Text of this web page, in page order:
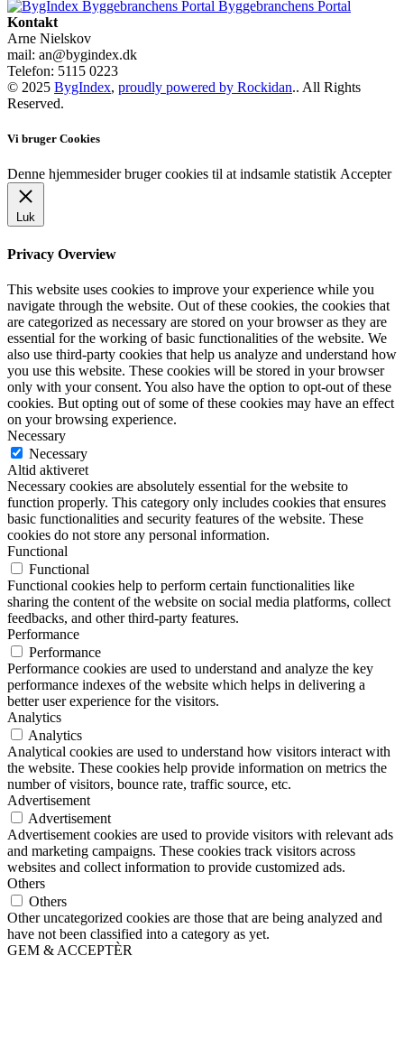
Byggebranchens Portal
Kontakt
Arne Nielskov
mail: an@bygindex.dk
Telefon: 5115 0223
© 2025 BygIndex, proudly powered by Rockidan.. All Rights
Reserved.
Vi bruger Cookies
Denne hjemmesider bruger cookies til at indsamle statistik Accepter
Luk
Privacy Overview
This website uses cookies to improve your experience while you
navigate through the website. Out of these cookies, the cookies that
are categorized as necessary are stored on your browser as they are
essential for the working of basic functionalities of the website. We
also use third-party cookies that help us analyze and understand how
you use this website. These cookies will be stored in your browser
only with your consent. You also have the option to opt-out of these
cookies. But opting out of some of these cookies may have an effect
on your browsing experience.
Necessary
Necessary
Altid aktiveret
Necessary cookies are absolutely essential for the website to
function properly. This category only includes cookies that ensures
basic functionalities and security features of the website. These
cookies do not store any personal information.
Functional
Functional
Functional cookies help to perform certain functionalities like
sharing the content of the website on social media platforms, collect
feedbacks, and other third-party features.
Performance
Performance
Performance cookies are used to understand and analyze the key
performance indexes of the website which helps in delivering a
better user experience for the visitors.
Analytics
Analytics
Analytical cookies are used to understand how visitors interact with
the website. These cookies help provide information on metrics the
number of visitors, bounce rate, traffic source, etc.
Advertisement
Advertisement
Advertisement cookies are used to provide visitors with relevant ads
and marketing campaigns. These cookies track visitors across
websites and collect information to provide customized ads.
Others
Others
Other uncategorized cookies are those that are being analyzed and
have not been classified into a category as yet.
GEM & ACCEPTÈR